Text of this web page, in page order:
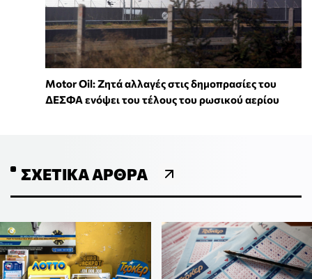
Motor Oil: Ζητά αλλαγές στις δημοπρασίες του
ΔΕΣΦΑ ενόψει του τέλους του ρωσικού αερίου
ΣΧΕΤΙΚΆ ΆΡΘΡΑ